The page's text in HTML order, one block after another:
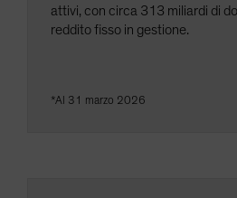
Taiwan - 台灣
US (Non-US Citizens/NRC)
attivi, con circa 313 miliardi di
reddito fisso in gestione.
*Al 31 marzo 2026